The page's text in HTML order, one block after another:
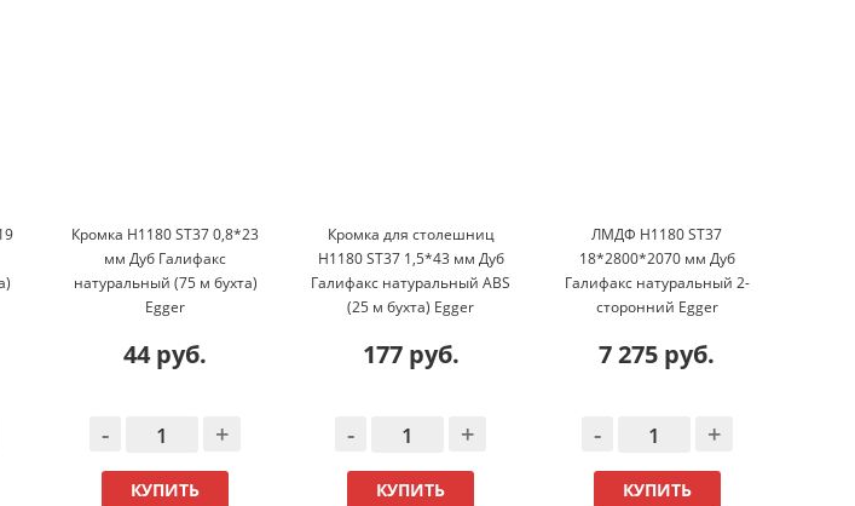
Кромка H1180 ST37 0,8*23
мм Дуб Галифакс
натуральный (75 м бухта)
Egger
44 руб.
- +
КУПИТЬ
Кромка для столешниц
H1180 ST37 1,5*43 мм Дуб
Галифакс натуральный ABS
(25 м бухта) Egger
177 руб.
- +
КУПИТЬ
ЛМДФ H1180 ST37
18*2800*2070 мм Дуб
Галифакс натуральный 2-
сторонний Egger
7 275 руб.
- +
КУПИТЬ